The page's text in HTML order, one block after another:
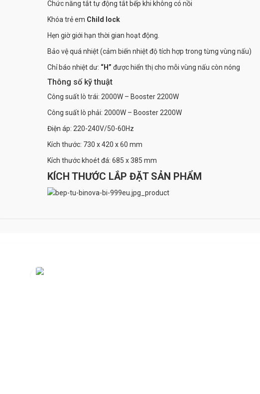
Chức năng tắt tự động tắt bếp khi không có nồi
Khóa trẻ em Child lock
Hẹn giờ giới hạn thời gian hoạt động.
Bảo vệ quá nhiệt (cảm biến nhiệt độ tích hợp trong từng vùng nấu)
Chỉ báo nhiệt dư: “H” được hiển thị cho mỗi vùng nấu còn nóng
Thông số kỹ thuật
Công suất lò trái: 2000W – Booster 2200W
Công suất lò phải: 2000W – Booster 2200W
Điện áp: 220-240V/50-60Hz
Kích thước: 730 x 420 x 60 mm
Kích thước khoét đá: 685 x 385 mm
KÍCH THƯỚC LẮP ĐẶT SẢN PHẨM